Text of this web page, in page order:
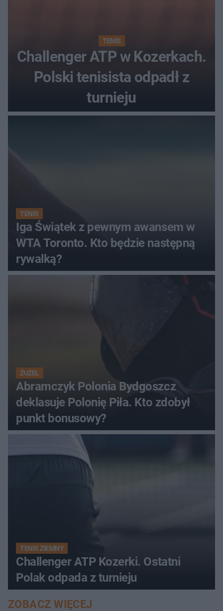
TENIS
Challenger ATP w Kozerkach.
Polski tenisista odpadł z
turnieju
TENIS
Iga Świątek z pewnym awansem w
WTA Toronto. Kto będzie następną
rywalką?
ŻUŻEL
Abramczyk Polonia Bydgoszcz
deklasuje Polonię Piła. Kto zdobył
punkt bonusowy?
TENIS ZIEMNY
Challenger ATP Kozerki. Ostatni
Polak odpada z turnieju
ZOBACZ WIĘCEJ